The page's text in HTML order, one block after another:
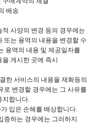
배송
사양의 변경 등의 경우에는
또는 용역의 내용을 변경할 수
용역의 내용 및 제공일자를
게시한 곳에 즉시
한 서비스의 내용을 재화등의
로 변경할 경우에는 그 사유를
지합니다.
입은 손해를 배상합니다.
증하는 경우에는 그러하지